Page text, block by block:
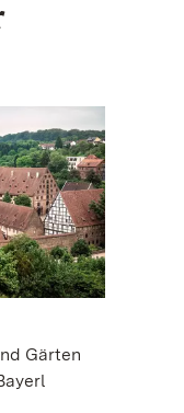
Gärten